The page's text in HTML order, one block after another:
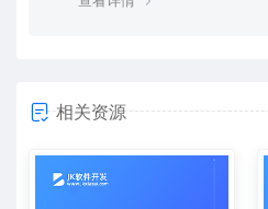
相关资源